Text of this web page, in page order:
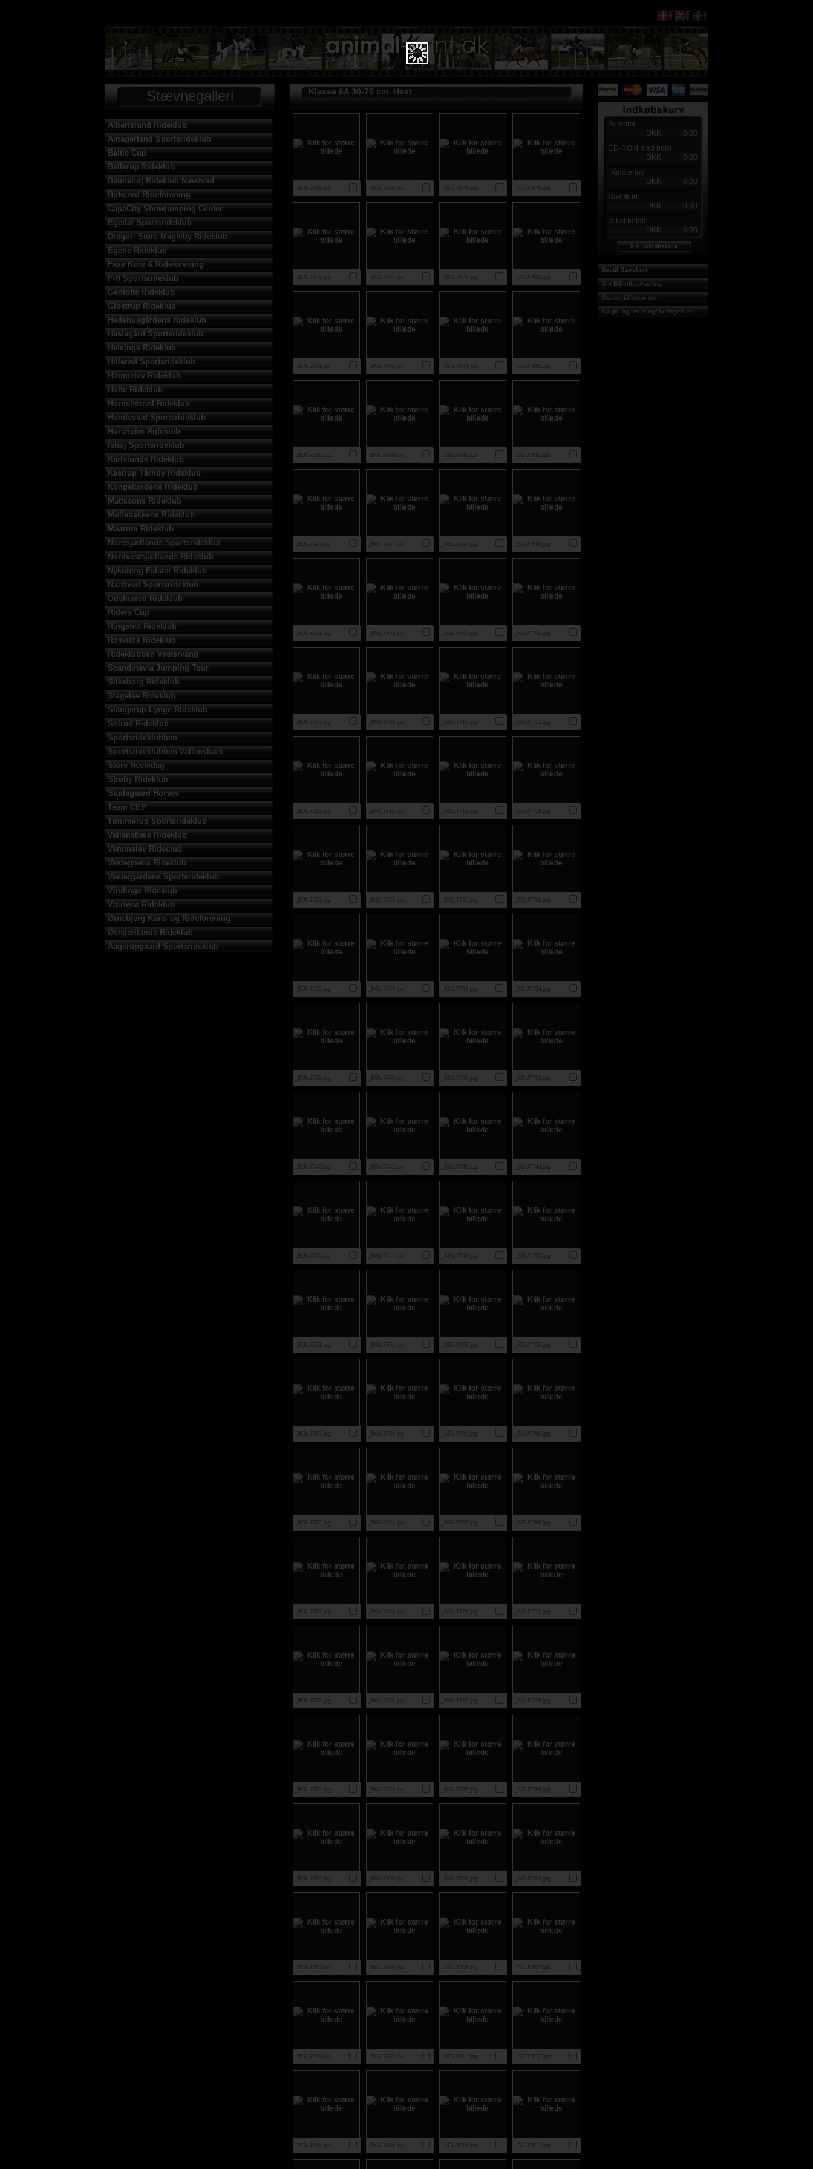
Stævnegalleri
Albertslund Rideklub
Amagerland Sportsrideklub
Baltic Cup
Ballerup Rideklub
Baunehøj Rideklub Næstved
Birkerød Rideforening
CapaCity Showjumping Center
Egedal Sportsrideklub
Dragør- Store Magleby Rideklub
Egene Rideklub
Faxe Køre & Rideforening
F-H Sportsrideklub
Gentofte Rideklub
Glostrup Rideklub
Hedehusgårdens Rideklub
Heslegård Sportsrideklub
Helsinge Rideklub
Hillerød Sportsrideklub
Himmelev Rideklub
Holte Rideklub
Hornsherred Rideklub
Hundested Sportsrideklub
Hørsholm Rideklub
Ishøj Sportsrideklub
Karlslunde Rideklub
Kastrup Tårnby Rideklub
Kongelundens Rideklub
Mattssons Rideklub
Møllebakkens Rideklub
Maarum Rideklub
Nordsjællands Sportsrideklub
Nordvestsjællands Rideklub
Nykøbing Falster Rideklub
Næstved Sportsrideklub
Odsherred Rideklub
Riders Cup
Ringsted Rideklub
Roskilde Rideklub
Rideklubben Vestervang
Scandinavia Jumping Tour
Silkeborg Rideklub
Slagelse Rideklub
Slangerup-Lynge Rideklub
Solrød Rideklub
Sportsrideklubben
Sportsrideklubben Vallensbæk
Store Hestedag
Strøby Rideklub
Studsgaard Horses
Team CEP
Tømmerup Sportsrideklub
Vallensbæk Rideklub
Vemmelev Rideclub
Vestegnens Rideklub
Vestergårdens Sportsrideklub
Vindinge Rideklub
Værløse Rideklub
Ørnebjerg Køre- og Rideforening
Østsjællands Rideklub
Aagerupgaard Sportsrideklub
Klasse 6A 30-70 cm. Hest
_BGU7669.jpg _BGU7670.jpg _BGU7674.jpg _BGU7675.jpg
_BGU7676.jpg _BGU7677.jpg _BGU7678.jpg _BGU7680.jpg
_BGU7681.jpg _BGU7682.jpg _BGU7684.jpg _BGU7685.jpg
_BGU7686.jpg _BGU7690.jpg _BGU7691.jpg _BGU7692.jpg
_BGU7693.jpg _BGU7694.jpg _BGU7697.jpg _BGU7698.jpg
_BGU7701.jpg _BGU7703.jpg _BGU7704.jpg _BGU7706.jpg
_BGU7707.jpg _BGU7709.jpg _BGU7710.jpg _BGU7712.jpg
_BGU7713.jpg _BGU7716.jpg _BGU7718.jpg _BGU7719.jpg
_BGU7722.jpg _BGU7723.jpg _BGU7725.jpg _BGU7726.jpg
_BGU7729.jpg _BGU7730.jpg _BGU7733.jpg _BGU7734.jpg
_BGU7735.jpg _BGU7736.jpg _BGU7738.jpg _BGU7739.jpg
_BGU7740.jpg _BGU7742.jpg _BGU7743.jpg _BGU7744.jpg
_BGU7746.jpg _BGU7747.jpg _BGU7748.jpg _BGU7750.jpg
_BGU7751.jpg _BGU7752.jpg _BGU7753.jpg _BGU7756.jpg
_BGU7757.jpg _BGU7758.jpg _BGU7759.jpg _BGU7760.jpg
_BGU7762.jpg _BGU7763.jpg _BGU7765.jpg _BGU7766.jpg
_BGU7767.jpg _BGU7768.jpg _BGU7771.jpg _BGU7772.jpg
_BGU7775.jpg _BGU7776.jpg _BGU7777.jpg _BGU7779.jpg
_BGU7780.jpg _BGU7783.jpg _BGU7785.jpg _BGU7786.jpg
_BGU7789.jpg _BGU7790.jpg _BGU7791.jpg _BGU7792.jpg
_BGU7793.jpg _BGU7800.jpg _BGU7806.jpg _BGU7807.jpg
_BGU7809.jpg _BGU7810.jpg _BGU7811.jpg _BGU7812.jpg
_BGU7814.jpg _BGU7815.jpg _BGU7816.jpg _BGU7817.jpg
Subtotal
DKK
0,00
CD-ROM med boks
DKK
0,00
Håndtering
DKK
0,00
Gavekort
DKK
-0,00
Ialt at betale
DKK
0,00
Vis indkøbskurv
Bestil Gavekort
Om Billedbeskæring
Stævnebilledpriser
Salgs- og leveringsbetingelser